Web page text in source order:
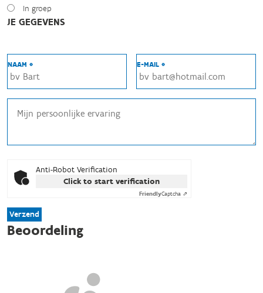
In groep
JE GEGEVENS
NAAM * E-MAIL *
Anti-Robot Verification
Click to start verification
FriendlyCaptcha ⇗
Verzend
Beoordeling